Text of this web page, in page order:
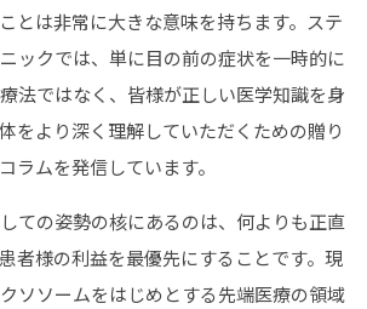
とは非常に大きな意味を持ちます。ステ
ックでは、単に目の前の症状を一時的に
法ではなく、皆様が正しい医学知識を身
をより深く理解していただくための贈り
ラムを発信しています。
ての姿勢の核にあるのは、何よりも正直
者様の利益を最優先にすることです。現
ソソームをはじめとする先端医療の領域